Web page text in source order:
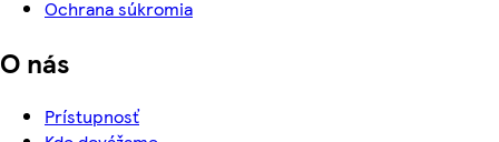
Ochrana súkromia
O nás
Prístupnosť